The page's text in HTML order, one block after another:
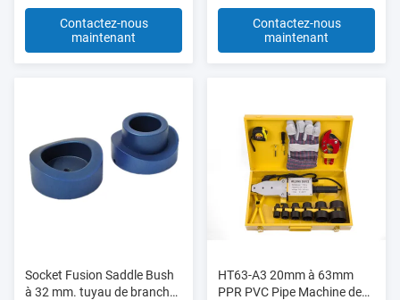
Contactez-nous
maintenant
Contactez-nous
maintenant
Socket Fusion Saddle Bush
à 32 mm. tuyau de branche
HT63-A3 20mm à 63mm
PPR PVC Pipe Machine de